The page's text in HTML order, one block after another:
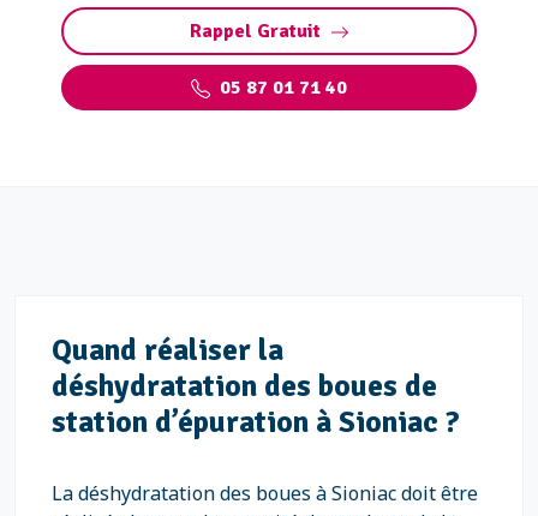
Rappel Gratuit
05 87 01 71 40
Quand réaliser la
déshydratation des boues de
station d’épuration à Sioniac ?
La déshydratation des boues à Sioniac doit être